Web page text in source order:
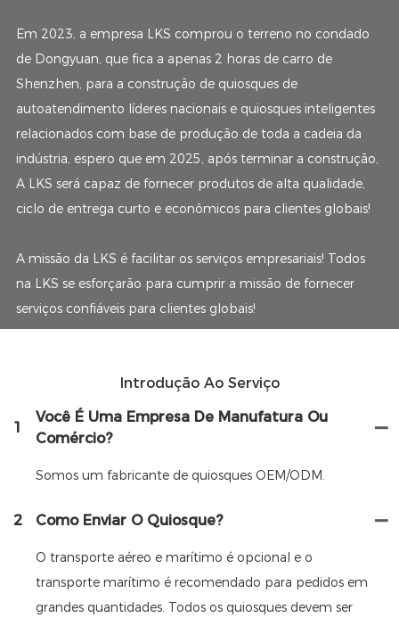
Em 2023, a empresa LKS comprou o terreno no condado
de Dongyuan, que fica a apenas 2 horas de carro de
Shenzhen, para a construção de quiosques de
autoatendimento líderes nacionais e quiosques inteligentes
relacionados com base de produção de toda a cadeia da
indústria, espero que em 2025, após terminar a construção,
A LKS será capaz de fornecer produtos de alta qualidade,
ciclo de entrega curto e econômicos para clientes globais!
A missão da LKS é facilitar os serviços empresariais! Todos
na LKS se esforçarão para cumprir a missão de fornecer
serviços confiáveis ​​para clientes globais!
Introdução Ao Serviço
1
Você É Uma Empresa De Manufatura Ou
Comércio?
Somos um fabricante de quiosques OEM/ODM.
2 Como Enviar O Quiosque?
O transporte aéreo e marítimo é opcional e o
transporte marítimo é recomendado para pedidos em
grandes quantidades. Todos os quiosques devem ser